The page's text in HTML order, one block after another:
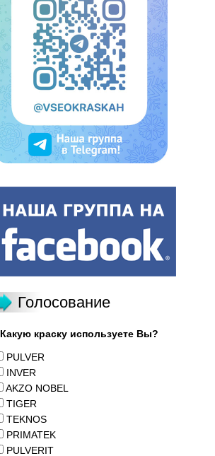
Голосование
Какую краску используете Вы?
PULVER
INVER
AKZO NOBEL
TIGER
TEKNOS
PRIMATEK
PULVERIT